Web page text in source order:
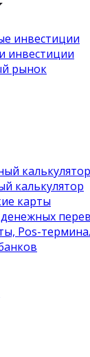
инвестиции
инвестиции
рынок
калькулятор
калькулятор
карты
Pos-